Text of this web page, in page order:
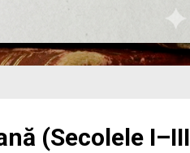
(Secolele I–III